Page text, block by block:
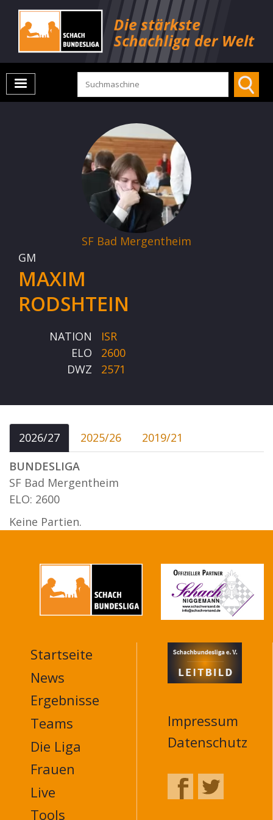
SF Bad Mergentheim
GM
MAXIM
RODSHTEIN
NATION
ISR
ELO
2600
DWZ
2571
2026/27 2025/26
2019/21
BUNDESLIGA
SF Bad Mergentheim
ELO: 2600
Keine Partien.
MAIN
NAVIGATION
FOOTER
Startseite
News
Ergebnisse
Teams
Die Liga
Frauen
Live
Tools
Impressum
Datenschutz